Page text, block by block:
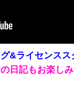
&ライセンスス
日記もお楽し